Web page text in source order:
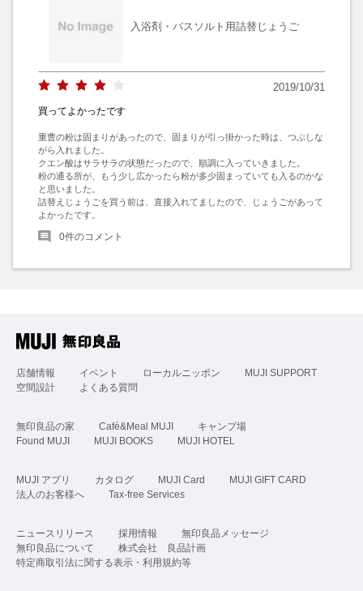
入浴剤・バスソルト用詰替じょうご
2019/10/31
買ってよかったです
重曹の粉は固まりがあったので、固まりが引っ掛かった時は、つぶしな
がら入れました。
クエン酸はサラサラの状態だったので、順調に入っていきました。
粉の通る所が、もう少し広かったら粉が多少固まっていても入るのかな
と思いました。
詰替えじょうごを買う前は、直接入れてましたので、じょうごがあって
よかったです。
0件のコメント
店舗情報 イベント ローカルニッポン
MUJI SUPPORT
空間設計
よくある質問
無印良品の家 Café&Meal MUJI
キャンプ場
Found MUJI
MUJI BOOKS MUJI HOTEL
MUJI アプリ カタログ MUJI Card
MUJI GIFT CARD
法人のお客様へ
Tax-free Services
ニュースリリース 採用情報
無印良品メッセージ
無印良品について
株式会社 良品計画
特定商取引法に関する表示・利用規約等